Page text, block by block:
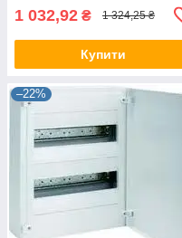
1 032,92 ₴ 1 324,25 ₴
Купити
–22%